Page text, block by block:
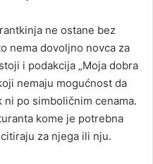
ne ostane bez
nema dovoljno novca za
i podakcija „Moja dobra
nemaju mogućnost da
po simboličnim cenama.
kome je potrebna
za njega ili nju.